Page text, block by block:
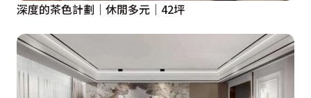
深度的茶色計劃｜休閒多元｜42坪